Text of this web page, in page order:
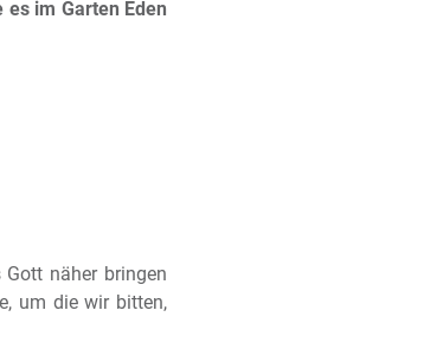
im Garten Eden
näher bringen
um die wir bitten,